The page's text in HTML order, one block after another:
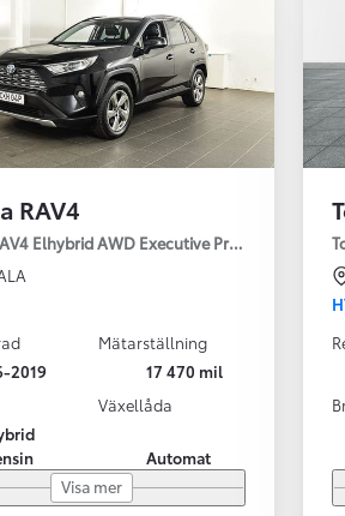
RAV4
Elhybrid AWD Executive Premium Drag
2019
Mätarställning
17 470 mil
Växellåda
Automat
Visa mer